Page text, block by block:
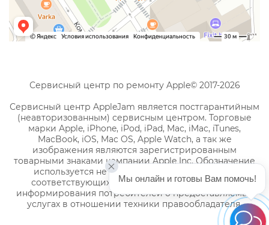
Сервисный центр по ремонту Apple© 2017-2026
Сервисный центр AppleJam является постгарантийным
(неавторизованным) сервисным центром. Торговые
марки Apple, iPhone, iPod, iPad, Mac, iMac, iTunes,
MacBook, iOS, Mac OS, Apple Watch, а так же
изображения являются зарегистрированным
товарными знаками компании Apple Inc. Обозначение
используется не с целью индивидуализации
соответствующих услуг по ремонту, а с целью
информирования потребителей о предоставляемых
услугах в отношении техники правообладателя.
Мы онлайн и готовы Вам помочь!